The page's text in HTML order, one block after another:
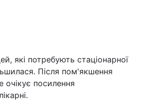
які потребують стаціонарної
Після пом'якшення
очікує посилення